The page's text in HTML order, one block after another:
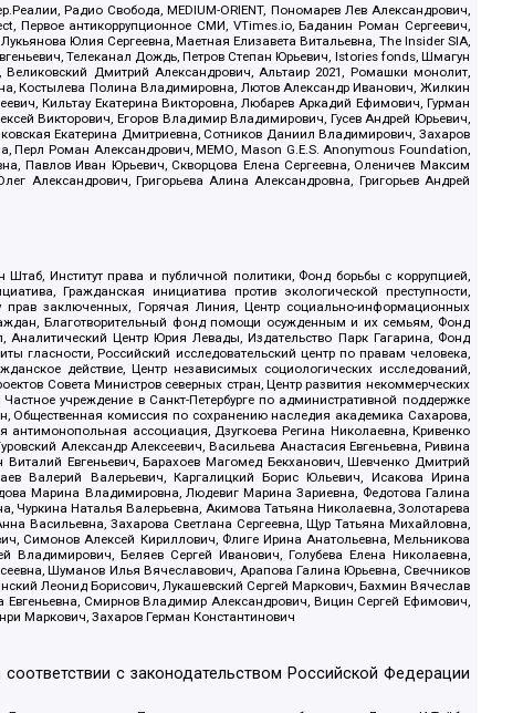
Радио Свобода, MEDIUM-ORIENT, Пономарев Лев Александрович,
Первое антикоррупционное СМИ, VTimes.io, Баданин Роман Сергеевич,
Юлия Сергеевна, Маетная Елизавета Витальевна, The Insider SIA,
Телеканал Дождь, Петров Степан Юрьевич, Istories fonds, Шмагун
Дмитрий Александрович, Альтаир 2021, Ромашки монолит,
Костылева Полина Владимировна, Лютов Александр Иванович, Жилкин
Кильтау Екатерина Викторовна, Любарев Аркадий Ефимович, Гурман
Викторович, Егоров Владимир Владимирович, Гусев Андрей Юрьевич,
Екатерина Дмитриевна, Сотников Даниил Владимирович, Захаров
Перл Роман Александрович, МЕМО, Mason G.E.S. Anonymous Foundation,
Павлов Иван Юрьевич, Скворцова Елена Сергеевна, Оленичев Максим
Александрович, Григорьева Алина Александровна, Григорьев Андрей
Институт права и публичной политики, Фонд борьбы с коррупцией,
Гражданская инициатива против экологической преступности,
заключенных, Горячая Линия, Центр социально-информационных
Благотворительный фонд помощи осужденным и их семьям, Фонд
Аналитический Центр Юрия Левады, Издательство Парк Гагарина, Фонд
гласности, Российский исследовательский центр по правам человека,
действие, Центр независимых социологических исследований,
Совета Министров северных стран, Центр развития некоммерческих
учреждение в Санкт-Петербурге по административной поддержке
Общественная комиссия по сохранению наследия академика Сахарова,
ассоциация, Дзугкоева Регина Николаевна, Кривенко
Александр Алексеевич, Васильева Анастасия Евгеньевна, Ривина
Евгеньевич, Барахоев Магомед Бекханович, Шевченко Дмитрий
Валерий Валерьевич, Каргалицкий Борис Юльевич, Исакова Ирина
Марина Владимировна, Людевиг Марина Зариевна, Федотова Галина
Чуркина Наталья Валерьевна, Акимова Татьяна Николаевна, Золотарева
Васильевна, Захарова Светлана Сергеевна, Щур Татьяна Михайловна,
Симонов Алексей Кириллович, Флиге Ирина Анатольевна, Мельникова
Беляев Сергей Иванович, Голубева Елена Николаевна,
Шуманов Илья Вячеславович, Арапова Галина Юрьевна, Свечников
Леонид Борисович, Лукашевский Сергей Маркович, Бахмин Вячеслав
Смирнов Владимир Александрович, Вицин Сергей Ефимович,
Маркович, Захаров Герман Константинович
с законодательством Российской Федерации